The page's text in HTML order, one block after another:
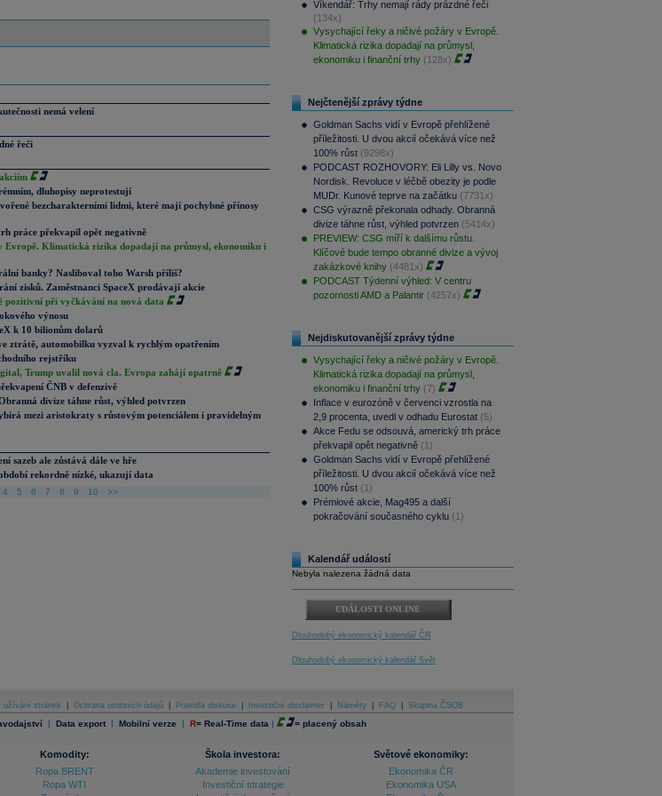
nemá velení
řeči
dluhopisy neprotestují
bezcharakterními lidmi, které mají pochybné přínosy
práce překvapil opět negativně
Evropě. Klimatická rizika dopadají na průmysl, ekonomiku i
banky? Nasliboval toho Warsh příliš?
zisků. Zaměstnanci SpaceX prodávají akcie
pozitivní při vyčkávání na nová data
výnosu
k 10 bilionům dolarů
ztrátě, automobilku vyzval k rychlým opatřením
rejstříku
Trump uvalil nová cla. Evropa zahájí opatrně
ČNB v defenzivě
divize táhne růst, výhled potvrzen
mezi aristokraty s růstovým potenciálem i pravidelným
sazeb ale zůstává dále ve hře
rekordně nízké, ukazují data
4 5 6 7 8 9 10 >>
Víkendář: Trhy nemají rády prázdné řeči
(134x)
Vysychající řeky a ničivé požáry v Evropě.
Klimatická rizika dopadají na průmysl,
ekonomiku i finanční trhy (128x)
Nejčtenější zprávy týdne
Goldman Sachs vidí v Evropě přehlížené
příležitosti. U dvou akcií očekává více než
100% růst (9298x)
PODCAST ROZHOVORY: Eli Lilly vs. Novo
Nordisk. Revoluce v léčbě obezity je podle
MUDr. Kunové teprve na začátku (7731x)
CSG výrazně překonala odhady. Obranná
divize táhne růst, výhled potvrzen (5414x)
PREVIEW: CSG míří k dalšímu růstu.
Klíčové bude tempo obranné divize a vývoj
zakázkové knihy (4481x)
PODCAST Týdenní výhled: V centru
pozornosti AMD a Palantir (4257x)
Nejdiskutovanější zprávy týdne
Vysychající řeky a ničivé požáry v Evropě.
Klimatická rizika dopadají na průmysl,
ekonomiku i finanční trhy (7)
Inflace v eurozóně v červenci vzrostla na
2,9 procenta, uvedl v odhadu Eurostat (5)
Akce Fedu se odsouvá, americký trh práce
překvapil opět negativně (1)
Goldman Sachs vidí v Evropě přehlížené
příležitosti. U dvou akcií očekává více než
100% růst (1)
Prémiové akcie, Mag495 a další
pokračování současného cyklu (1)
Kalendář událostí
Nebyla nalezena žádná data
UDÁLOSTI ONLINE
Dlouhodobý ekonomický kalendář ČR
Dlouhodobý ekonomický kalendář Svět
užívání stránek Ochrana osobních údajů Pravidla diskuse Investiční disclaimer Náměty FAQ Skupina ČSOB
| Data export | Mobilní verze | R= Real-Time data | = placený obsah
Komodity:
Ropa BRENT
Ropa WTI
Škola investora:
Akademie investování
Investiční strategie
Světové ekonomiky:
Ekonomika ČR
Ekonomika USA